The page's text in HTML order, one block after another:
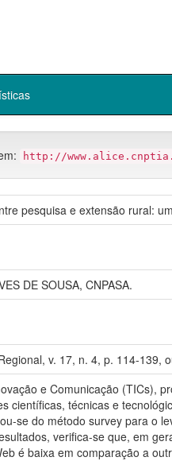
http://
pesquisa e extensão rural:
DE SOUSA, CNPASA.
v. 17, n. 4, p. 114-139,
e Comunicação (TICs),
científicas, técnicas e
se do método survey para o
verifica-se que, em
é baixa em comparação a